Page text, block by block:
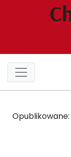
Opublikowane: